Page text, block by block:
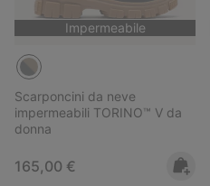
Impermeabile
Scarponcini da neve
impermeabili TORINO™ V da
donna
Regular price:
165,00 €